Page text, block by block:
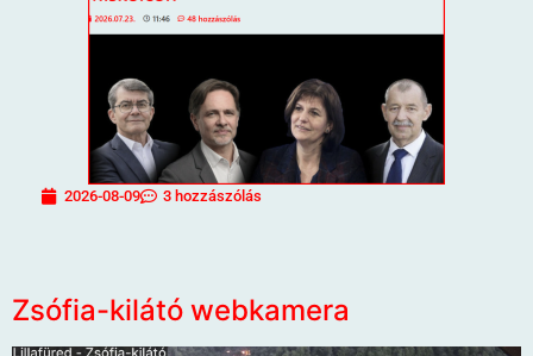
2026-08-09 3 hozzászólás
Zsófia-kilátó webkamera